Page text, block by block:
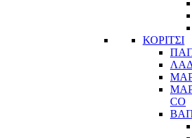
ΚΟΡΙΤΣΙ
CO